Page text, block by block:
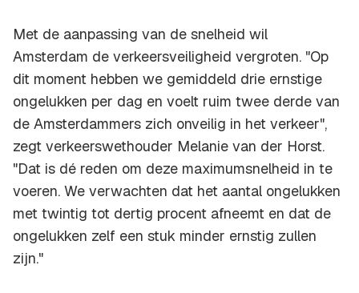
Met de aanpassing van de snelheid wil
Amsterdam de verkeersveiligheid vergroten. "Op
dit moment hebben we gemiddeld drie ernstige
ongelukken per dag en voelt ruim twee derde van
de Amsterdammers zich onveilig in het verkeer",
zegt verkeerswethouder Melanie van der Horst.
"Dat is dé reden om deze maximumsnelheid in te
voeren. We verwachten dat het aantal ongelukken
met twintig tot dertig procent afneemt en dat de
ongelukken zelf een stuk minder ernstig zullen
zijn."